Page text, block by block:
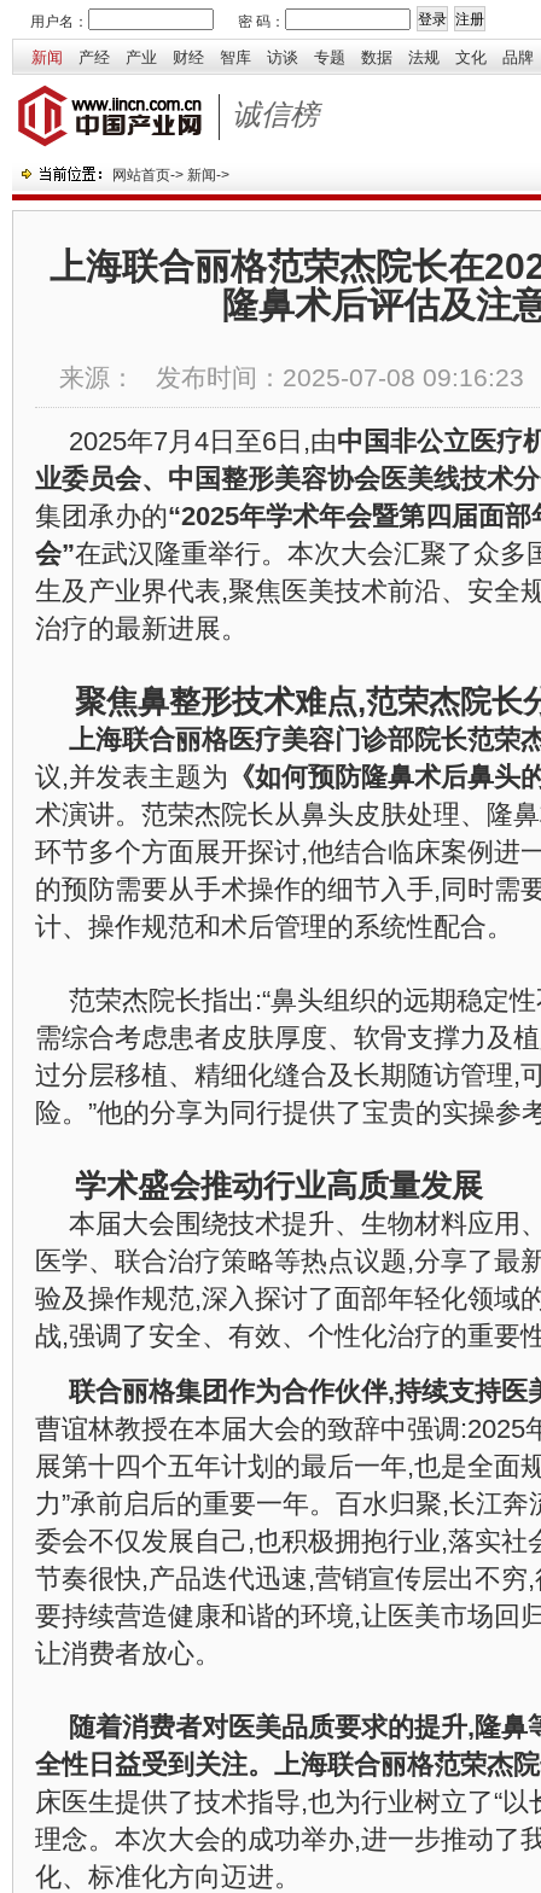
用户名： 密 码：
新闻 产经 产业 财经 智库 访谈 专题 数据 法规 文化 品牌
诚信榜
网站首页-> 新闻->
上海联合丽格范荣杰院长在
隆鼻术后评估及注
来源： 发布时间： 2025-07-08 09:16:23
2025年7月4日至6日,由中国非公立医疗
业委员会、中国整形美容协会医美线技术
集团承办的“2025年学术年会暨第四届面
会”在武汉隆重举行。本次大会汇聚了众多
生及产业界代表,聚焦医美技术前沿、安全
治疗的最新进展。
聚焦鼻整形技术难点,范荣杰院长
上海联合丽格医疗美容门诊部院长范荣
议,并发表主题为 《如何预防隆鼻术后鼻头
术演讲。范荣杰院长从鼻头皮肤处理、隆
环节多个方面展开探讨,他结合临床案例进
的预防需要从手术操作的细节入手,同时需
计、操作规范和术后管理的系统性配合。
范荣杰院长指出:“鼻头组织的远期稳定
需综合考虑患者皮肤厚度、软骨支撑力及
过分层移植、精细化缝合及长期随访管理,
险。”他的分享为同行提供了宝贵的实操参
学术盛会推动行业高质量发展
本届大会围绕技术提升、生物材料应用
医学、联合治疗策略等热点议题,分享了最
验及操作规范,深入探讨了面部年轻化领域
战,强调了安全、有效、个性化治疗的重要
联合丽格集团作为合作伙伴,持续支持医
曹谊林教授在本届大会的致辞中强调:2025
展第十四个五年计划的最后一年,也是全面
力”承前启后的重要一年。百水归聚,长江
委会不仅发展自己,也积极拥抱行业,落实社
节奏很快,产品迭代迅速,营销宣传层出不穷
要持续营造健康和谐的环境,让医美市场回
让消费者放心。
随着消费者对医美品质要求的提升,隆鼻
全性日益受到关注。 上海联合丽格范荣杰
床医生提供了技术指导,也为行业树立了“以
理念。本次大会的成功举办,进一步推动了
化、标准化方向迈进。